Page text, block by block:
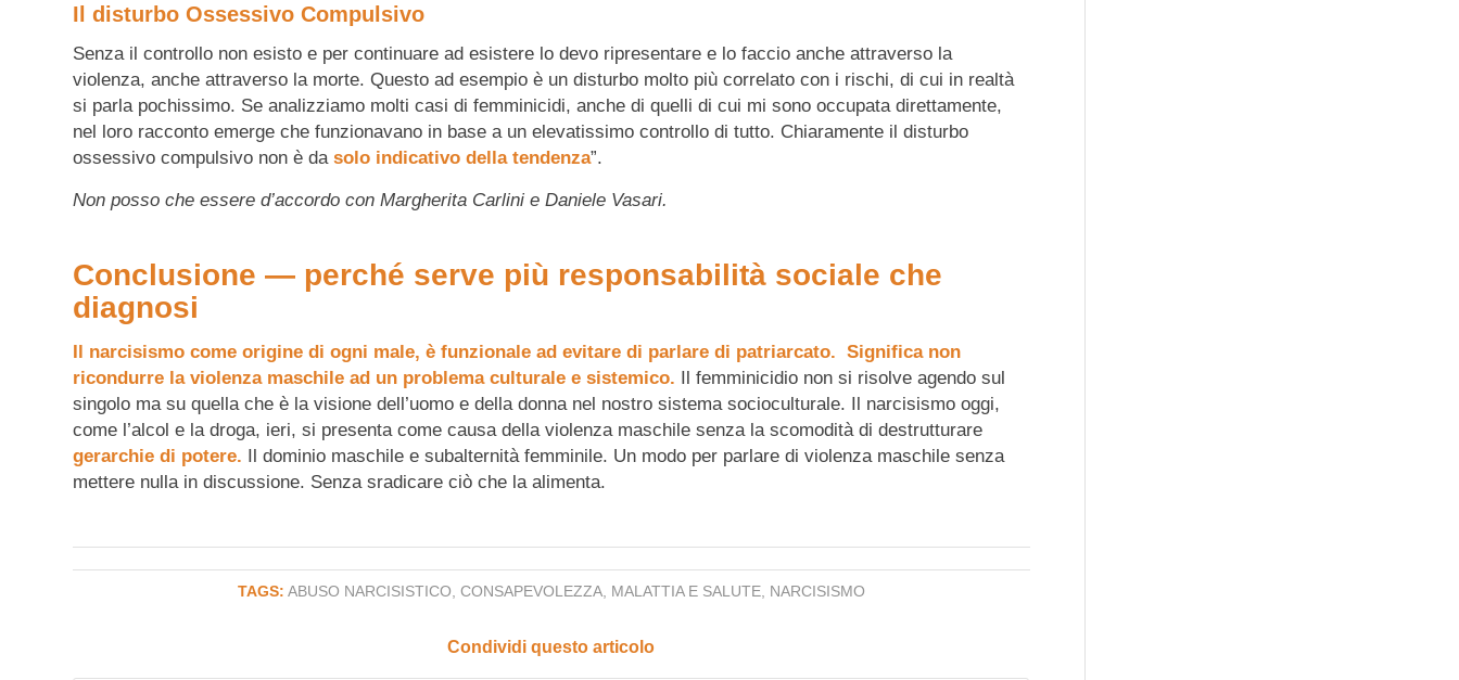
Il disturbo Ossessivo Compulsivo
Senza il controllo non esisto e per continuare ad esistere lo devo ripresentare e lo faccio anche attraverso la
violenza, anche attraverso la morte. Questo ad esempio è un disturbo molto più correlato con i rischi, di cui in realtà
si parla pochissimo. Se analizziamo molti casi di femminicidi, anche di quelli di cui mi sono occupata direttamente,
nel loro racconto emerge che funzionavano in base a un elevatissimo controllo di tutto. Chiaramente il disturbo
ossessivo compulsivo non è da solo indicativo della tendenza”.
Non posso che essere d’accordo con Margherita Carlini e Daniele Vasari.
Conclusione — perché serve più responsabilità sociale che
diagnosi
Il narcisismo come origine di ogni male, è funzionale ad evitare di parlare di patriarcato. Significa non
ricondurre la violenza maschile ad un problema culturale e sistemico. Il femminicidio non si risolve agendo sul
singolo ma su quella che è la visione dell’uomo e della donna nel nostro sistema socioculturale. Il narcisismo oggi,
come l’alcol e la droga, ieri, si presenta come causa della violenza maschile senza la scomodità di destrutturare
gerarchie di potere. Il dominio maschile e subalternità femminile. Un modo per parlare di violenza maschile senza
mettere nulla in discussione. Senza sradicare ciò che la alimenta.
TAGS: ABUSO NARCISISTICO CONSAPEVOLEZZA, MALATTIA E SALUTE, NARCISISMO
Condividi questo articolo